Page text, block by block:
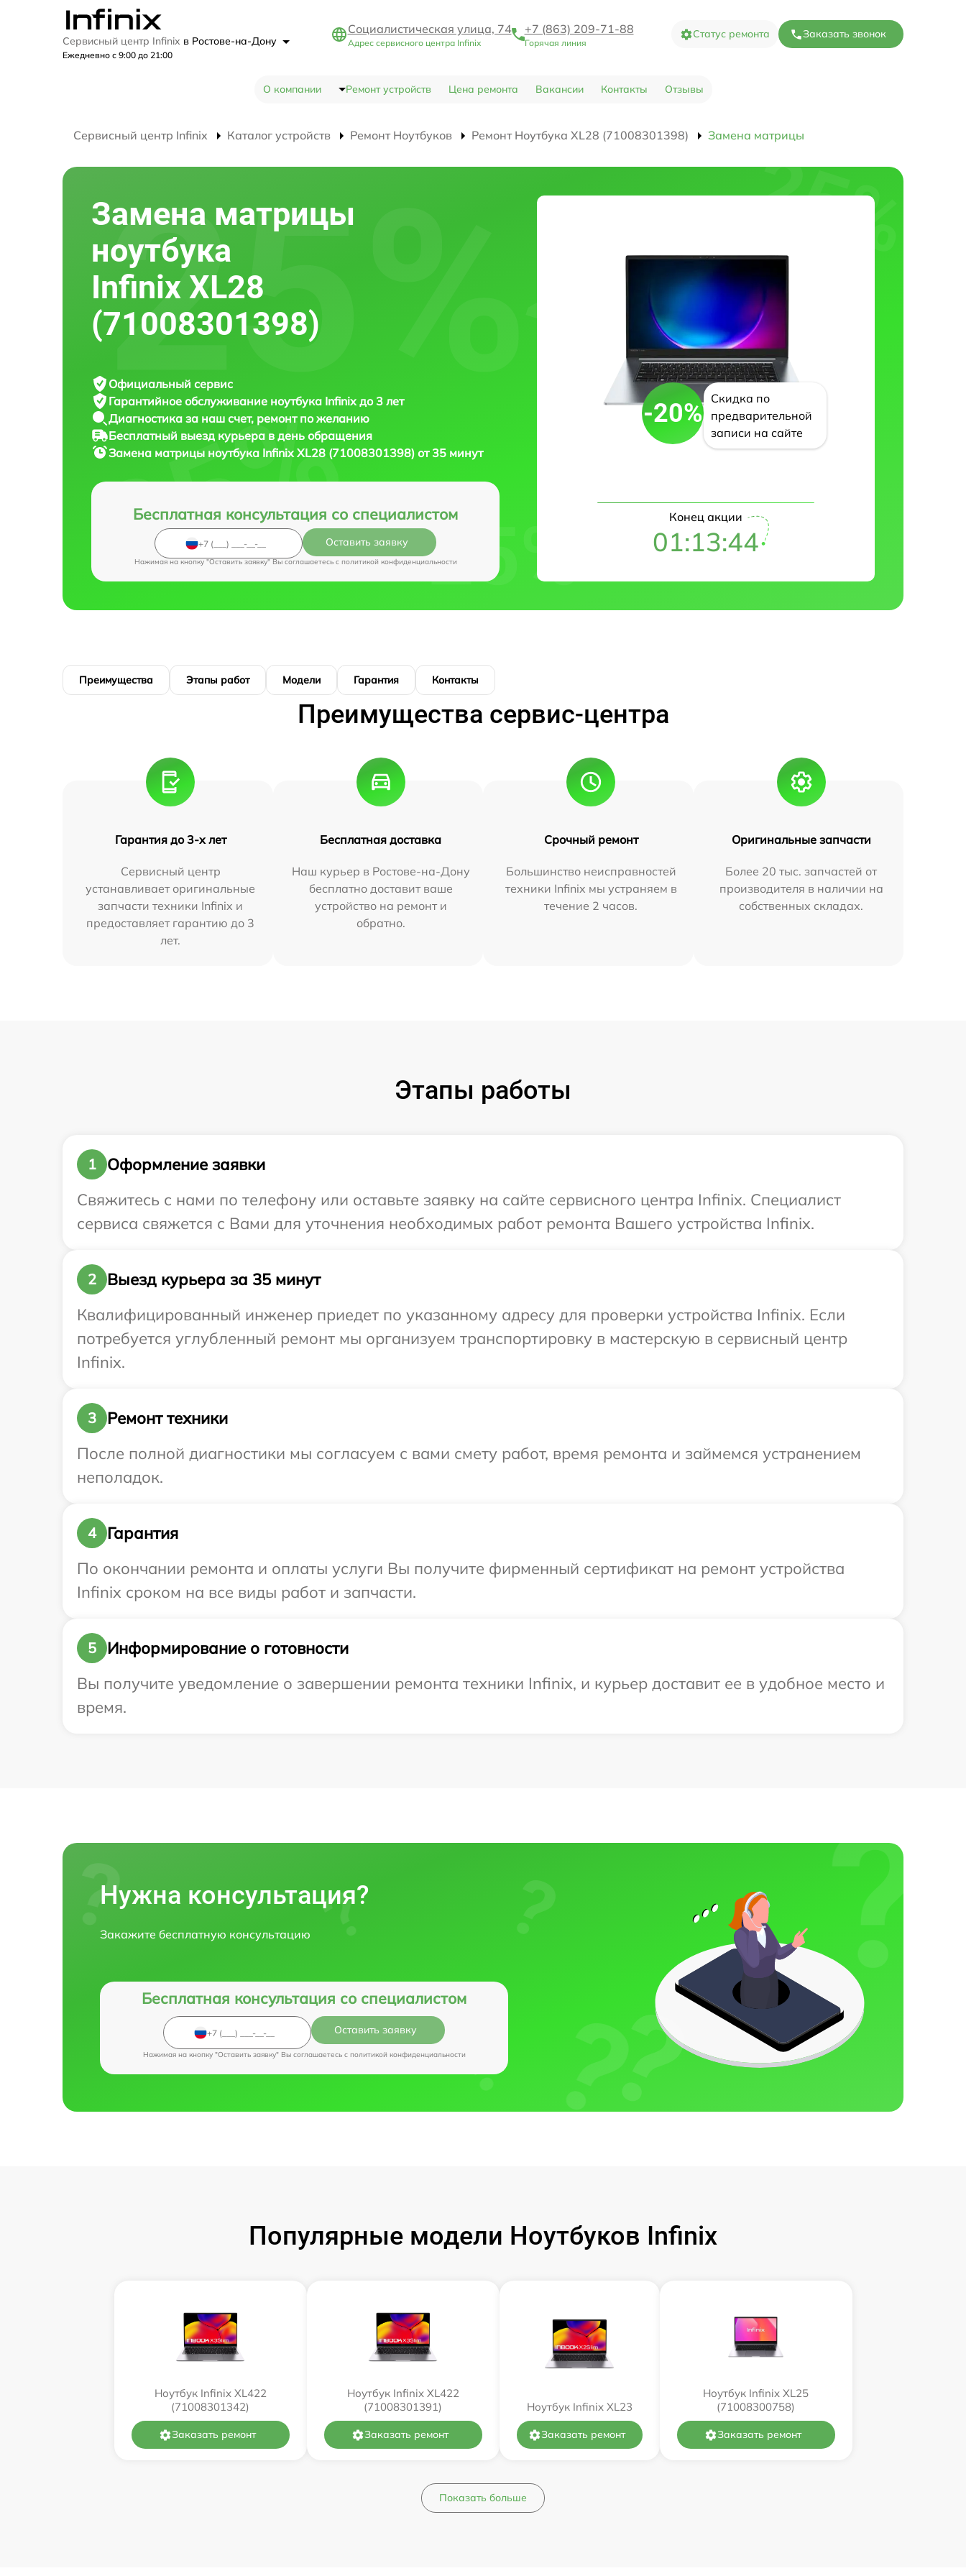
Сервисный центр Infinix в Ростове-на-Дону
Ежедневно с 9:00 до 21:00
Социалистическая улица, 74
Адрес сервисного центра Infinix
+7 (863) 209-71-88
Горячая линия
Статус ремонта Заказать звонок
О компании Ремонт устройств Цена ремонта Вакансии Контакты Отзывы
Сервисный центр Infinix Каталог устройств Ремонт Ноутбуков Ремонт Ноутбука XL28 (71008301398) Замена матрицы
Замена матрицы
ноутбука
Infinix XL28
(71008301398)
Официальный сервис
Гарантийное обслуживание ноутбука Infinix до 3 лет
Диагностика за наш счет, ремонт по желанию
Бесплатный выезд курьера в день обращения
Замена матрицы ноутбука Infinix XL28 (71008301398) от 35 минут
Бесплатная консультация со специалистом
Оставить заявку
Нажимая на кнопку "Оставить заявку" Вы соглашаетесь c политикой конфиденциальности
-20%
Скидка по
предварительной
записи на сайте
Конец акции
01:13:43
Преимущества Этапы работ Модели Гарантия Контакты
Преимущества сервис-центра
Гарантия до 3-х лет
Сервисный центр
устанавливает оригинальные
запчасти техники Infinix и
предоставляет гарантию до 3
лет.
Бесплатная доставка
Наш курьер в Ростове-на-Дону
бесплатно доставит ваше
устройство на ремонт и
обратно.
Срочный ремонт
Большинство неисправностей
техники Infinix мы устраняем в
течение 2 часов.
Оригинальные запчасти
Более 20 тыс. запчастей от
производителя в наличии на
собственных складах.
Этапы работы
1
Оформление заявки
Свяжитесь с нами по телефону или оставьте заявку на сайте сервисного центра Infinix. Специалист
сервиса свяжется с Вами для уточнения необходимых работ ремонта Вашего устройства Infinix.
2
Выезд курьера за 35 минут
Квалифицированный инженер приедет по указанному адресу для проверки устройства Infinix. Если
потребуется углубленный ремонт мы организуем транспортировку в мастерскую в сервисный центр
Infinix.
3
Ремонт техники
После полной диагностики мы согласуем с вами смету работ, время ремонта и займемся устранением
неполадок.
4
Гарантия
По окончании ремонта и оплаты услуги Вы получите фирменный сертификат на ремонт устройства
Infinix сроком на все виды работ и запчасти.
5
Информирование о готовности
Вы получите уведомление о завершении ремонта техники Infinix, и курьер доставит ее в удобное место и
время.
Нужна консультация?
Закажите бесплатную консультацию
Бесплатная консультация со специалистом
Оставить заявку
Нажимая на кнопку "Оставить заявку" Вы соглашаетесь c политикой конфиденциальности
Популярные модели Ноутбуков Infinix
Ноутбук Infinix XL422
(71008301342)
Заказать ремонт
Ноутбук Infinix XL422
(71008301391)
Заказать ремонт
Ноутбук Infinix XL23
Заказать ремонт
Ноутбук Infinix XL25
(71008300758)
Заказать ремонт
Показать больше